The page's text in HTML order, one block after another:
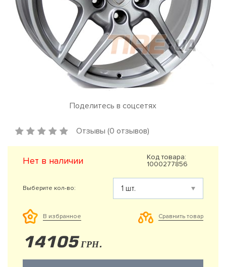
Поделитесь в соцсетях
Отзывы (0 отзывов)
Нет в наличии
Код товара:
1000277856
Выберите кол-во:
В избранное Сравнить товар
14105 ГРН.